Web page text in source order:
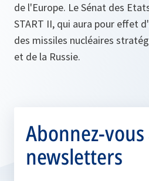
de l'Europe. Le Sénat des
START II, qui aura pour effet
des missiles nucléaires
et de la Russie.
Abonnez-vous
newsletters